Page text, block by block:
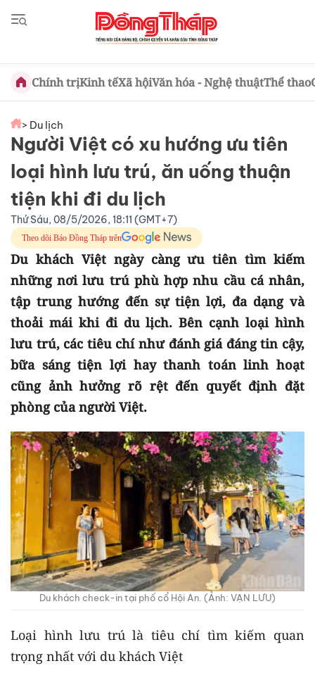
Chính trịKinh tếXã hộiVăn hóa - Nghệ thuậtThể thao
> Du lịch
Người Việt có xu hướng ưu tiên
loại hình lưu trú, ăn uống thuận
tiện khi đi du lịch
Thứ Sáu, 08/5/2026, 18:11 (GMT+7)
Theo dõi Báo Đồng Tháp trên
Du khách Việt ngày càng ưu tiên tìm kiếm
những nơi lưu trú phù hợp nhu cầu cá nhân,
tập trung hướng đến sự tiện lợi, đa dạng và
thoải mái khi đi du lịch. Bên cạnh loại hình
lưu trú, các tiêu chí như đánh giá đáng tin cậy,
bữa sáng tiện lợi hay thanh toán linh hoạt
cũng ảnh hưởng rõ rệt đến quyết định đặt
phòng của người Việt.
Du khách check-in tại phố cổ Hội An. (Ảnh: VẠN LƯU)
Loại hình lưu trú là tiêu chí tìm kiếm quan
trọng nhất với du khách Việt